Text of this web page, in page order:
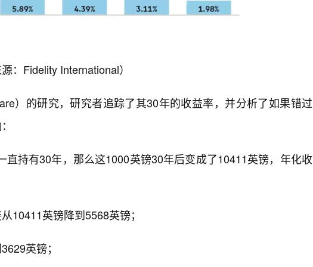
源：Fidelity International）
）的研究，研究者追踪了其30年的收益率，并分析了如果错过
持有30年，那么这1000英镑30年后变成了10411英镑，年化收
10411英镑降到5568英镑；
英镑；